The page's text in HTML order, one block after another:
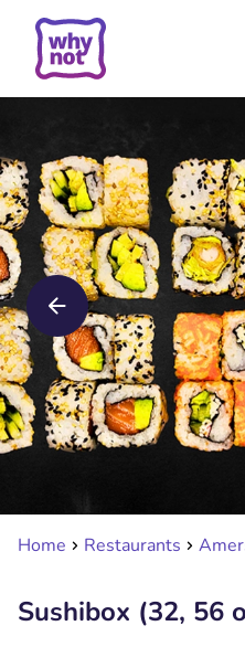
Home Restaurants
Sushibox (32, 56